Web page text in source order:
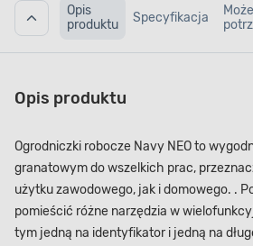
Opis
produktu
Specyfikacja
Opis produktu
Ogrodniczki robocze Navy NEO to
granatowym do wszelkich prac,
użytku zawodowego, jak i domowego. .
pomieścić różne narzędzia w
tym jedną na identyfikator i jedną na